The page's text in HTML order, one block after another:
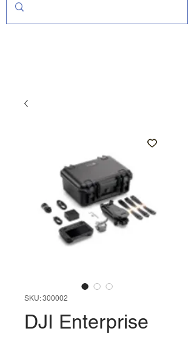
SKU: 300002
DJI Enterprise